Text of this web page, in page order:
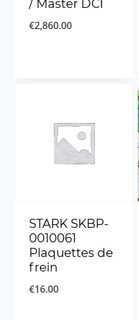
/ Master DCI
€2,860.00
STARK SKBP-
0010061
Plaquettes de
frein
€16.00